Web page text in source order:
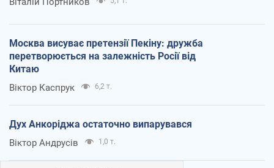
Москва висуває претензії Пекіну: дружба
перетворюється на залежність Росії від
Китаю
Віктор Каспрук 6,2 т.
Дух Анкоріджа остаточно випарувався
Віктор Андрусів 1,0 т.